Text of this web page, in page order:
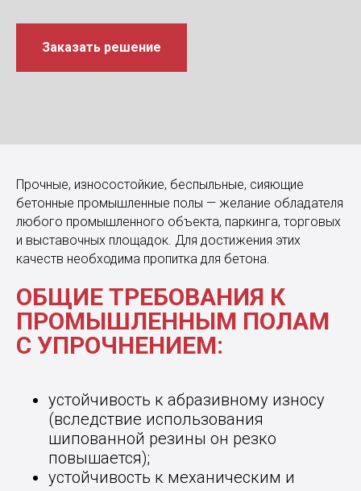
Заказать решение
Прочные, износостойкие, беспыльные, сияющие
бетонные промышленные полы — желание обладателя
любого промышленного объекта, паркинга, торговых
и выставочных площадок. Для достижения этих
качеств необходима пропитка для бетона.
ОБЩИЕ ТРЕБОВАНИЯ К
ПРОМЫШЛЕННЫМ ПОЛАМ
С УПРОЧНЕНИЕМ:
устойчивость к абразивному износу
(вследствие использования
шипованной резины он резко
повышается);
устойчивость к механическим и